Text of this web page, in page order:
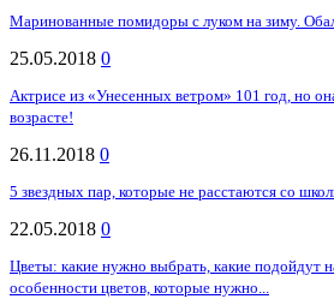
Маринованные помидоры с луком на зиму.
25.05.2018 0
Актрисе из «Унесенных ветром» 101 год, но
возрасте!
26.11.2018 0
5 звездных пар, которые не расстаются со
22.05.2018 0
Цветы: какие нужно выбрать, какие подойдут
особенности цветов, которые нужно...